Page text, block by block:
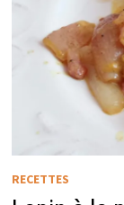
RECETTES